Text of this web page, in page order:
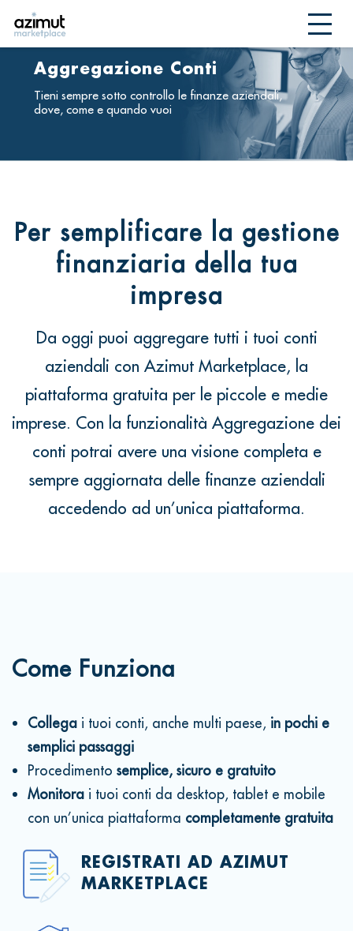
Aggregazione Conti
Tieni sempre sotto controllo le finanze aziendali,
dove, come e quando vuoi
Per semplificare la gestione
finanziaria della tua
impresa
Da oggi puoi aggregare tutti i tuoi conti
aziendali con Azimut Marketplace, la
piattaforma gratuita per le piccole e medie
imprese. Con la funzionalità Aggregazione dei
conti potrai avere una visione completa e
sempre aggiornata delle finanze aziendali
accedendo ad un’unica piattaforma.
Come Funziona
Collega i tuoi conti, anche multi paese, in pochi e
semplici passaggi
Procedimento semplice, sicuro e gratuito
Monitora i tuoi conti da desktop, tablet e mobile
con un’unica piattaforma completamente gratuita
REGISTRATI AD AZIMUT
MARKETPLACE